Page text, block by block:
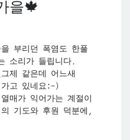
을🍁
부리던 폭염도 한풀
소리가 들립니다.
제 같은데 어느새
가고 있네요:-)
매가 익어가는 계절이
기도와 후원 덕분에,